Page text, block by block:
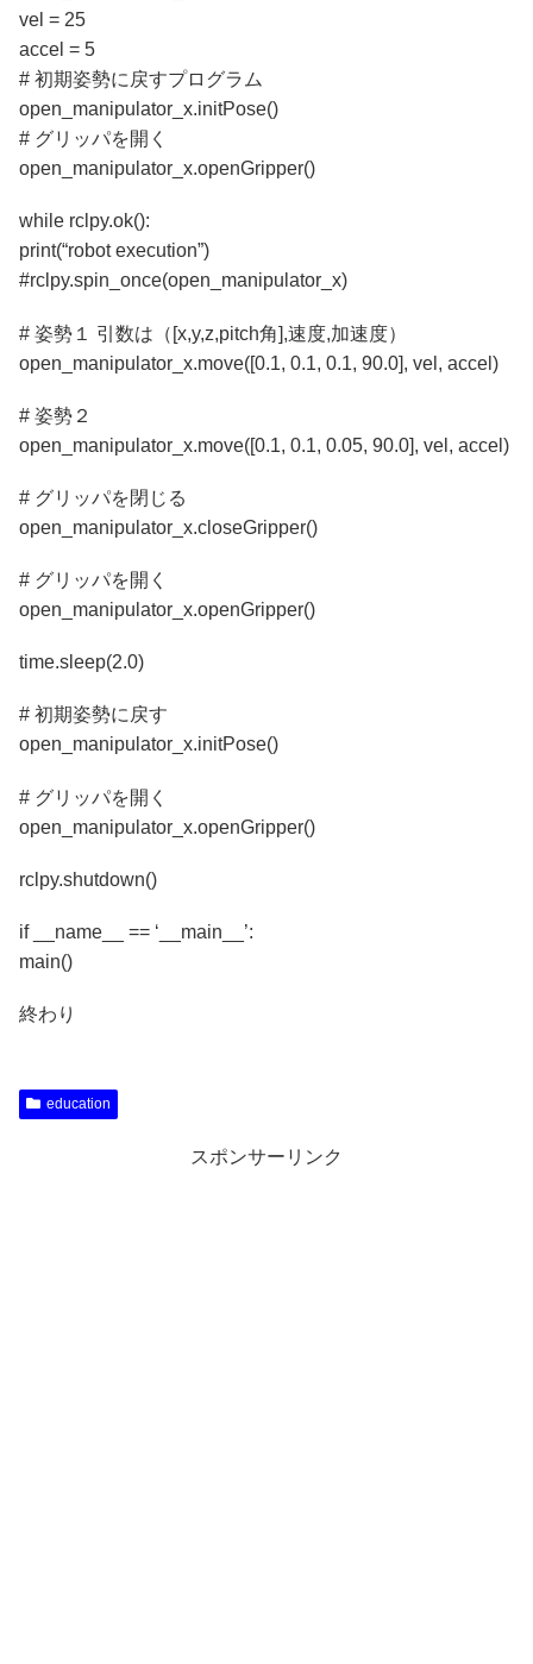
vel = 25
accel = 5
# 初期姿勢に戻すプログラム
open_manipulator_x.initPose()
# グリッパを開く
open_manipulator_x.openGripper()
while rclpy.ok():
print(“robot execution”)
#rclpy.spin_once(open_manipulator_x)
# 姿勢１ 引数は（[x,y,z,pitch角],速度,加速度）
open_manipulator_x.move([0.1, 0.1, 0.1, 90.0], vel, accel)
# 姿勢２
open_manipulator_x.move([0.1, 0.1, 0.05, 90.0], vel, accel)
# グリッパを閉じる
open_manipulator_x.closeGripper()
# グリッパを開く
open_manipulator_x.openGripper()
time.sleep(2.0)
# 初期姿勢に戻す
open_manipulator_x.initPose()
# グリッパを開く
open_manipulator_x.openGripper()
rclpy.shutdown()
if __name__ == ‘__main__’:
main()
終わり
education
スポンサーリンク